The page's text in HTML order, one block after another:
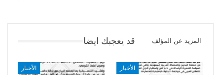
قد يعجبك ايضا المزيد عن المؤلف
الأخبار الأخبار